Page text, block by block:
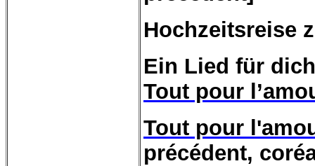
Hochzeitsreise
Ein Lied für dich
Tout pour
Tout pour
précédent,